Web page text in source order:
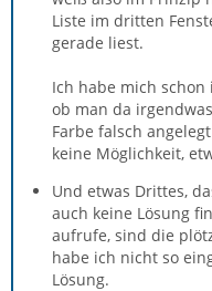
Liste im dritten
gerade liest.
Ich habe mich
ob man da
Farbe falsch
keine Möglichkeit,
Und etwas Drittes,
auch keine Lösung
aufrufe, sind die
habe ich nicht so
Lösung.